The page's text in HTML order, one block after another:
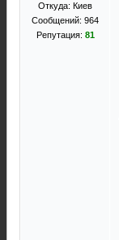
Откуда: Киев
Сообщений: 964
Репутация: 81